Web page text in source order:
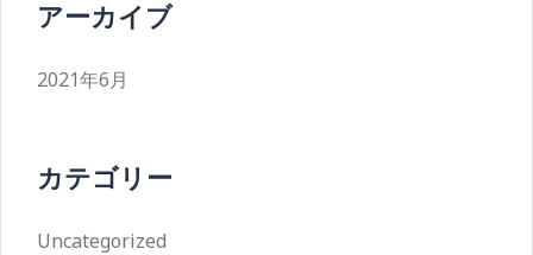
アーカイブ
2021年6月
カテゴリー
Uncategorized